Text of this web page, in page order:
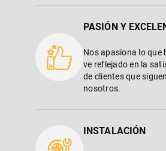
PASIÓN Y
Nos apasiona lo que
ve reflejado en la
de clientes que
nosotros.
INSTALACIÓN